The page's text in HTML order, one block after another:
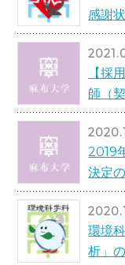
感謝
【採
師（
2019
決定
環境
析」